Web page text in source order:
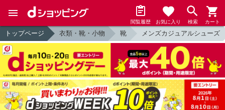
閲覧履歴 お気に入り 検索 カート
トップページ 衣類・靴・小物 靴 メンズカジュアルシューズ